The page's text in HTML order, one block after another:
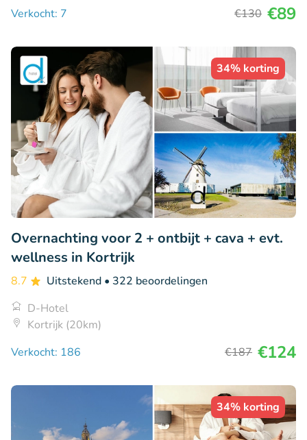
Verkocht: 7
€130 €89
34% korting
Overnachting voor 2 + ontbijt + cava + evt.
wellness in Kortrijk
8.7 Uitstekend • 322 beoordelingen
D-Hotel
Kortrijk (20km)
Verkocht: 186
€187 €124
34% korting